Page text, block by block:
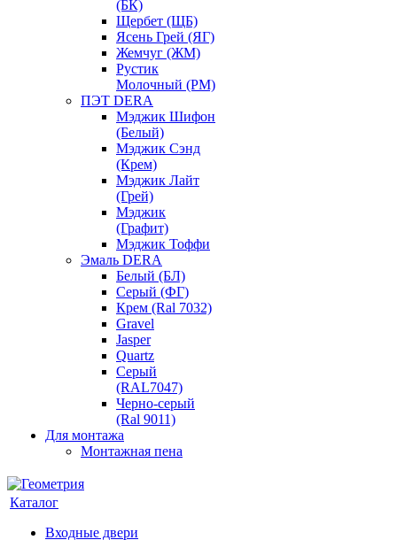
(БК)
Щербет (ЩБ)
Ясень Грей (ЯГ)
Жемчуг (ЖМ)
Рустик
Молочный (РМ)
ПЭТ DERA
Мэджик Шифон
(Белый)
Мэджик Сэнд
(Крем)
Мэджик Лайт
(Грей)
Мэджик
(Графит)
Мэджик Тоффи
Эмаль DERA
Белый (БЛ)
Серый (ФГ)
Крем (Ral 7032)
Gravel
Jasper
Quartz
Серый
(RAL7047)
Черно-серый
(Ral 9011)
Для монтажа
Монтажная пена
Каталог
Входные двери